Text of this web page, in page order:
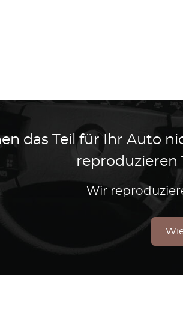
das Teil für Ihr Auto
reproduzieren
Wir